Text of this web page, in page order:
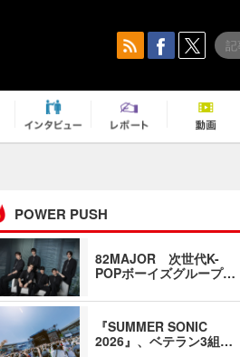
POWER PUSH
82MAJOR 次世代K-
POPボーイズグループ…
『SUMMER SONIC
2026』、ベテラン3組…